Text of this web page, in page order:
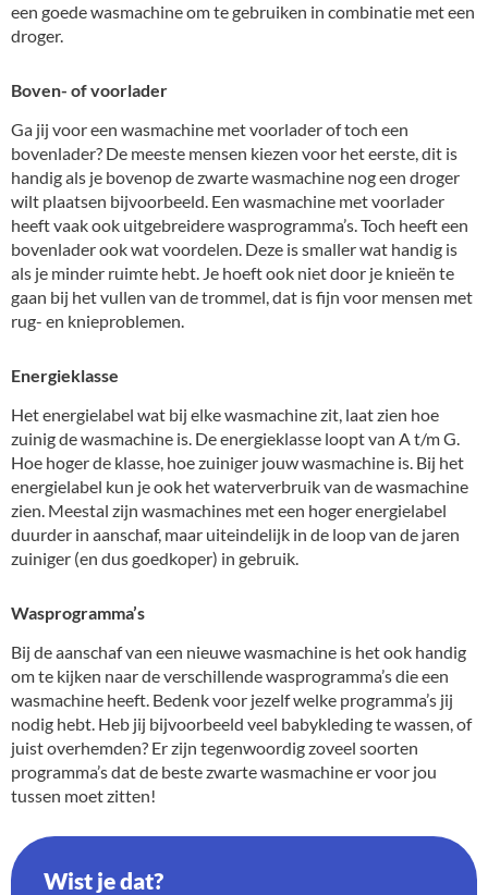
een goede wasmachine om te gebruiken in combinatie met een
droger.
Boven- of voorlader
Ga jij voor een wasmachine met voorlader of toch een
bovenlader? De meeste mensen kiezen voor het eerste, dit is
handig als je bovenop de zwarte wasmachine nog een droger
wilt plaatsen bijvoorbeeld. Een wasmachine met voorlader
heeft vaak ook uitgebreidere wasprogramma’s. Toch heeft een
bovenlader ook wat voordelen. Deze is smaller wat handig is
als je minder ruimte hebt. Je hoeft ook niet door je knieën te
gaan bij het vullen van de trommel, dat is fijn voor mensen met
rug- en knieproblemen.
Energieklasse
Het energielabel wat bij elke wasmachine zit, laat zien hoe
zuinig de wasmachine is. De energieklasse loopt van A t/m G.
Hoe hoger de klasse, hoe zuiniger jouw wasmachine is. Bij het
energielabel kun je ook het waterverbruik van de wasmachine
zien. Meestal zijn wasmachines met een hoger energielabel
duurder in aanschaf, maar uiteindelijk in de loop van de jaren
zuiniger (en dus goedkoper) in gebruik.
Wasprogramma’s
Bij de aanschaf van een nieuwe wasmachine is het ook handig
om te kijken naar de verschillende wasprogramma’s die een
wasmachine heeft. Bedenk voor jezelf welke programma’s jij
nodig hebt. Heb jij bijvoorbeeld veel babykleding te wassen, of
juist overhemden? Er zijn tegenwoordig zoveel soorten
programma’s dat de beste zwarte wasmachine er voor jou
tussen moet zitten!
Wist je dat?